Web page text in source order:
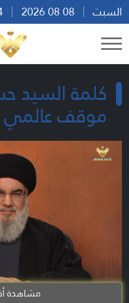
السبت
09:32
كلمة السيد
موقف عالمي
مشاهدة